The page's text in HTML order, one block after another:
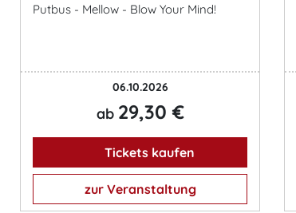
Putbus - Mellow - Blow Your Mind!
06.10.2026
ab 29,30 €
Tickets kaufen
zur Veranstaltung